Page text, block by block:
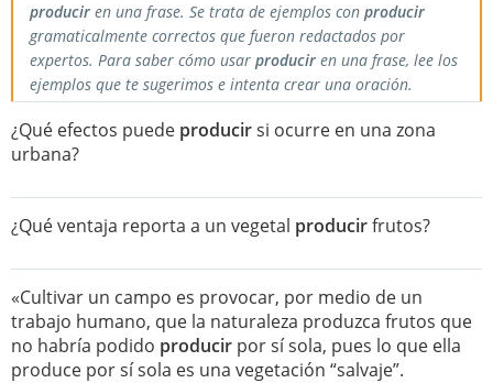
producir en una frase. Se trata de ejemplos con producir
gramaticalmente correctos que fueron redactados por
expertos. Para saber cómo usar producir en una frase, lee los
ejemplos que te sugerimos e intenta crear una oración.
¿Qué efectos puede producirsi ocurre en una zona
urbana?
¿Qué ventaja reporta a un vegetal producirfrutos?
«Cultivar un campo es provocar, por medio de un
trabajo humano, que la naturaleza produzca frutos que
no habría podido producir por sí sola, pues lo que ella
produce por sí sola es una vegetación “salvaje”.